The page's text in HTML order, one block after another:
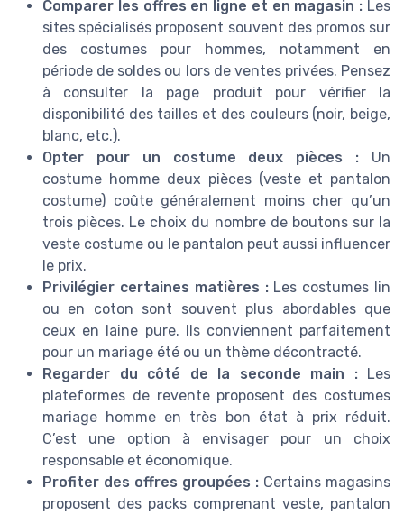
Comparer les offres en ligne et en magasin : Les
sites spécialisés proposent souvent des promos sur
des costumes pour hommes, notamment en
période de soldes ou lors de ventes privées. Pensez
à consulter la page produit pour vérifier la
disponibilité des tailles et des couleurs (noir, beige,
blanc, etc.).
Opter pour un costume deux pièces : Un
costume homme deux pièces (veste et pantalon
costume) coûte généralement moins cher qu’un
trois pièces. Le choix du nombre de boutons sur la
veste costume ou le pantalon peut aussi influencer
le prix.
Privilégier certaines matières :Les costumes lin
ou en coton sont souvent plus abordables que
ceux en laine pure. Ils conviennent parfaitement
pour un mariage été ou un thème décontracté.
Regarder du côté de la seconde main :Les
plateformes de revente proposent des costumes
mariage homme en très bon état à prix réduit.
C’est une option à envisager pour un choix
responsable et économique.
Profiter des offres groupées : Certains magasins
proposent des packs comprenant veste, pantalon